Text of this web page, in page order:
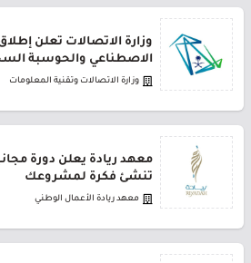
وزارة الاتصالات تعلن
الاصطناعي والحوسبة
وزارة الاتصالات وتقنية المعلومات
معهد ريادة يعلن دورة
تنشئ فكرة لمشروعك
معهد ريادة الأعمال الوطني